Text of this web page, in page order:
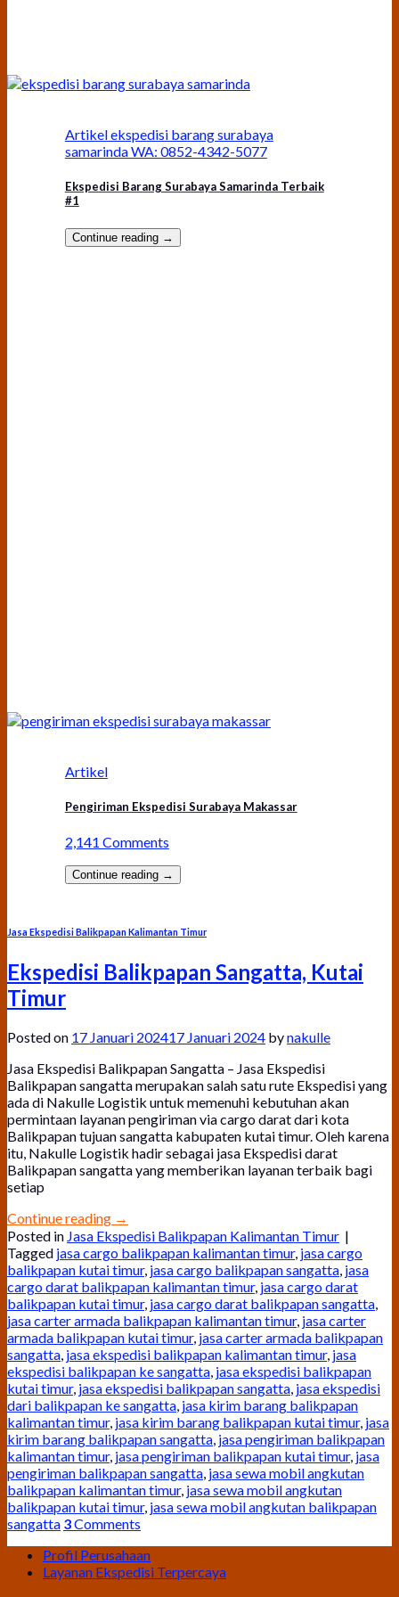
Artikel ekspedisi barang surabaya
samarinda WA: 0852-4342-5077
Ekspedisi Barang Surabaya Samarinda Terbaik
#1
Continue reading →
Artikel
Pengiriman Ekspedisi Surabaya Makassar
2,141 Comments
Continue reading →
Jasa Ekspedisi Balikpapan Kalimantan Timur
Ekspedisi Balikpapan Sangatta, Kutai
Timur
Posted on 17 Januari 202417 Januari 2024 bynakulle
Jasa Ekspedisi Balikpapan Sangatta – Jasa Ekspedisi
Balikpapan sangatta merupakan salah satu rute Ekspedisi yang
ada di Nakulle Logistik untuk memenuhi kebutuhan akan
permintaan layanan pengiriman via cargo darat dari kota
Balikpapan tujuan sangatta kabupaten kutai timur. Oleh karena
itu, Nakulle Logistik hadir sebagai jasa Ekspedisi darat
Balikpapan sangatta yang memberikan layanan terbaik bagi
setiap
Continue reading →
Posted in Jasa Ekspedisi Balikpapan Kalimantan Timur |
Tagged jasa cargo balikpapan kalimantan timur, jasa cargo
balikpapan kutai timur, jasa cargo balikpapan sangatta, jasa
cargo darat balikpapan kalimantan timur, jasa cargo darat
balikpapan kutai timur, jasa cargo darat balikpapan sangatta,
jasa carter armada balikpapan kalimantan timur, jasa carter
armada balikpapan kutai timur, jasa carter armada balikpapan
sangatta, jasa ekspedisi balikpapan kalimantan timur, jasa
ekspedisi balikpapan ke sangatta, jasa ekspedisi balikpapan
kutai timur, jasa ekspedisi balikpapan sangatta, jasa ekspedisi
dari balikpapan ke sangatta, jasa kirim barang balikpapan
kalimantan timur, jasa kirim barang balikpapan kutai timur, jasa
kirim barang balikpapan sangatta, jasa pengiriman balikpapan
kalimantan timur, jasa pengiriman balikpapan kutai timur, jasa
pengiriman balikpapan sangatta, jasa sewa mobil angkutan
balikpapan kalimantan timur, jasa sewa mobil angkutan
balikpapan kutai timur, jasa sewa mobil angkutan balikpapan
sangatta 3Comments
Profil Perusahaan
Layanan Ekspedisi Terpercaya